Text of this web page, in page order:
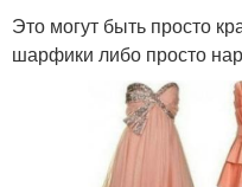
Это могут быть просто
шарфики либо просто